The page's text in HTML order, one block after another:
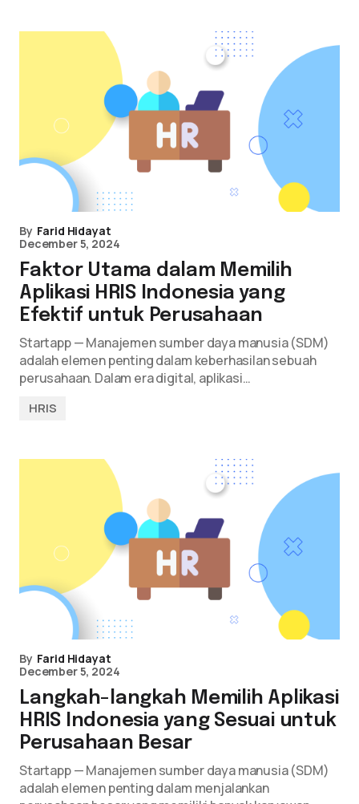
By Farid Hidayat
December 5, 2024
Faktor Utama dalam Memilih
Aplikasi HRIS Indonesia yang
Efektif untuk Perusahaan
Startapp — Manajemen sumber daya manusia (SDM)
adalah elemen penting dalam keberhasilan sebuah
perusahaan. Dalam era digital, aplikasi…
HRIS
By Farid Hidayat
December 5, 2024
Langkah-langkah Memilih Aplikasi
HRIS Indonesia yang Sesuai untuk
Perusahaan Besar
Startapp — Manajemen sumber daya manusia (SDM)
adalah elemen penting dalam menjalankan